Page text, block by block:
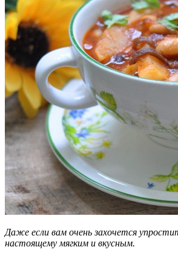
Даже если вам очень захочется
настоящему мягким и вкусным.